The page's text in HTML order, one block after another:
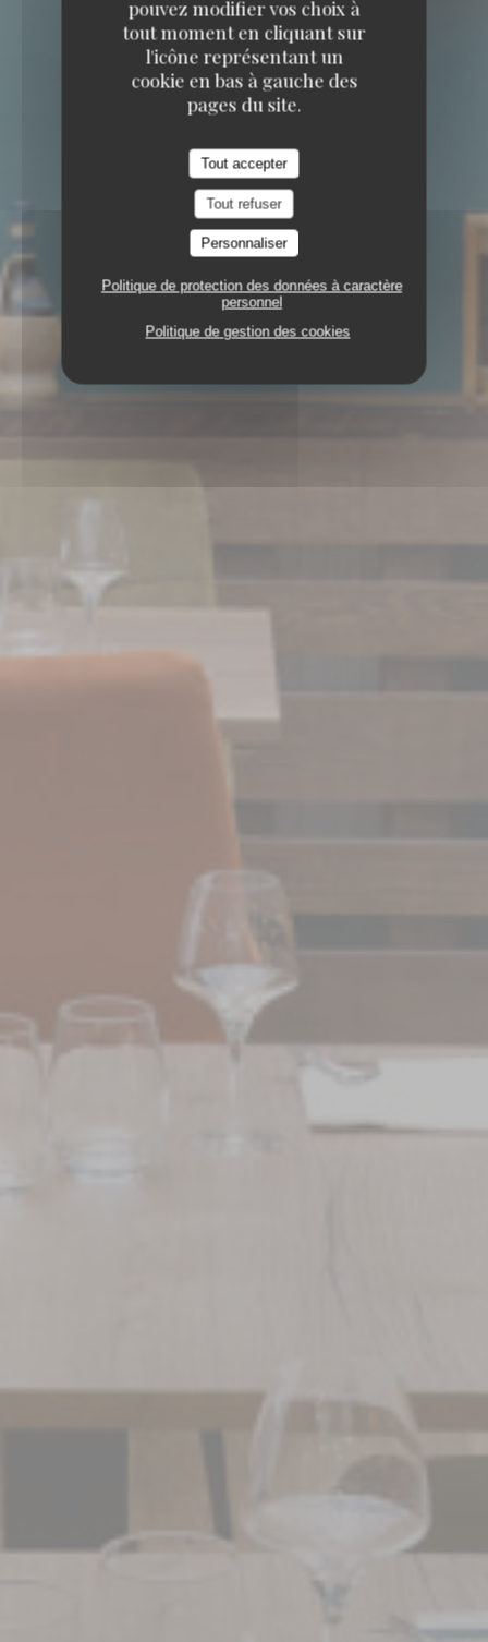
pouvez modifier vos choix à
tout moment en cliquant sur
l'icône représentant un
cookie en bas à gauche des
pages du site.
Tout accepter
Tout refuser
Personnaliser
Politique de protection des données à caractère
personnel
Politique de gestion des cookies